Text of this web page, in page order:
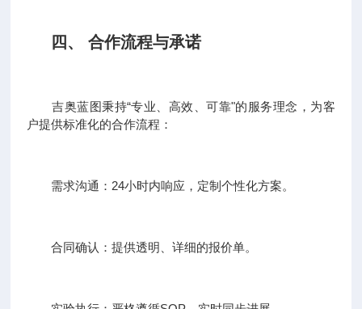
四、 合作流程与承诺
吉奥蓝图秉持“专业、高效、可靠"的服务理念，为客
户提供标准化的合作流程：
需求沟通：24小时内响应，定制个性化方案。
合同确认：提供透明、详细的报价单。